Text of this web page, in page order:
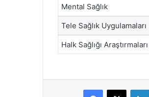
Mental Sağlık
Tele Sağlık Uygulamaları
Halk Sağlığı Araştırmaları
Facebook
X